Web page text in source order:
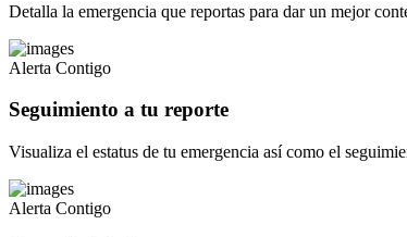
Detalla la emergencia que reportas para dar un mejor
Alerta Contigo
Seguimiento a tu reporte
Visualiza el estatus de tu emergencia así como el
Alerta Contigo